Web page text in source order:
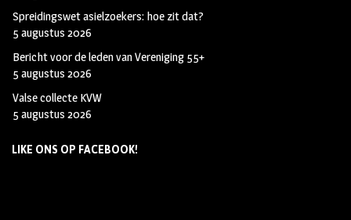
Spreidingswet asielzoekers: hoe zit dat?
5 augustus 2026
Bericht voor de leden van Vereniging 55+
5 augustus 2026
Valse collecte KVW
5 augustus 2026
LIKE ONS OP FACEBOOK!